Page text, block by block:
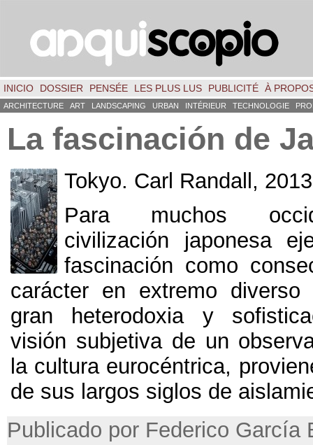
INICIO DOSSIER PENSÉE LES PLUS LUS PUBLICITÉ À
ARCHITECTURE ART LANDSCAPING URBAN INTÉRIEUR TECHNOLOGIE
La fascinación de
Tokyo. Carl Randall , 2013
Para muchos
civilización japonesa
fascinación como
carácter en extremo
gran heterodoxia y
visión subjetiva de un
la cultura eurocéntrica,
de sus largos siglos de
Publicado por Federico García